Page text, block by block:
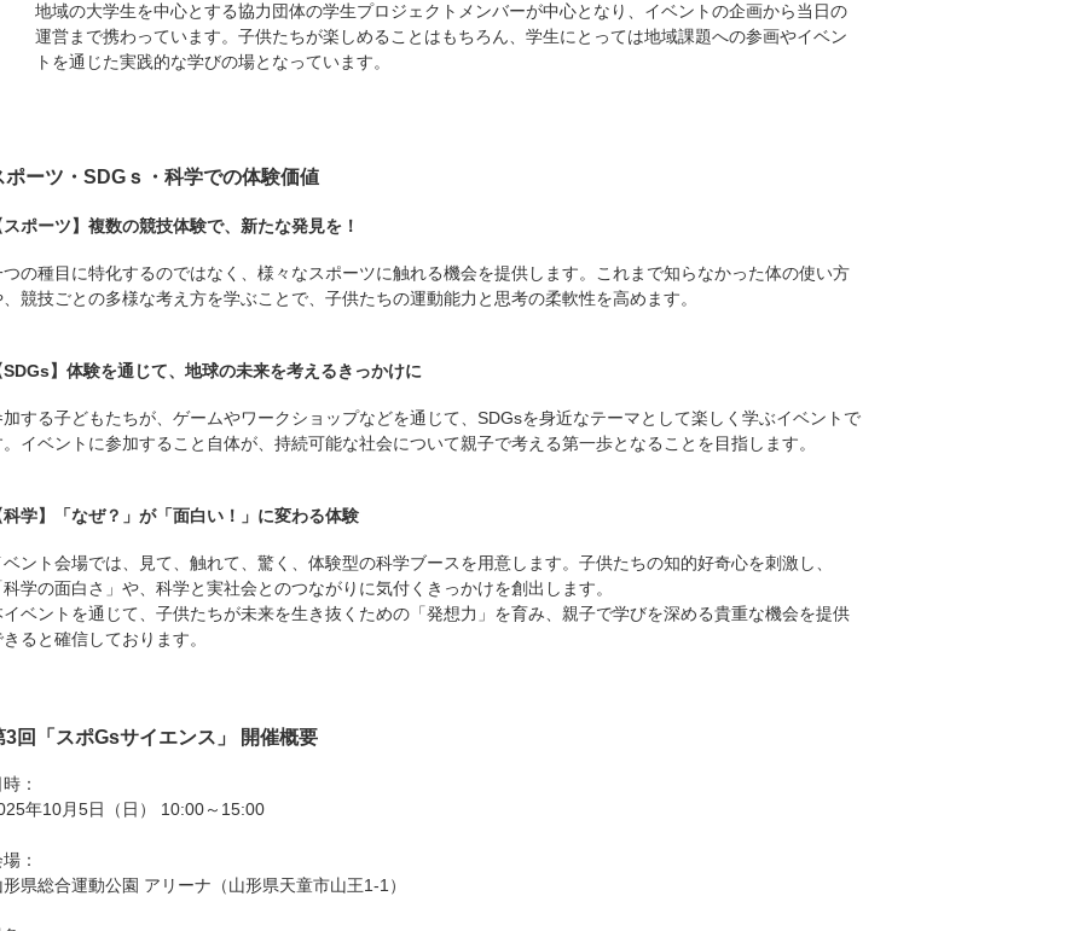
地域の大学生を中心とする協力団体の学生プロジェクトメンバーが中心となり、イベントの企画から当日の
運営まで携わっています。子供たちが楽しめることはもちろん、学生にとっては地域課題への参画やイベン
トを通じた実践的な学びの場となっています。
ポーツ・SDGｓ・科学での体験価値
スポーツ】複数の競技体験で、新たな発見を！
つの種目に特化するのではなく、様々なスポーツに触れる機会を提供します。これまで知らなかった体の使い方
、競技ごとの多様な考え方を学ぶことで、子供たちの運動能力と思考の柔軟性を高めます。
SDGs】体験を通じて、地球の未来を考えるきっかけに
加する子どもたちが、ゲームやワークショップなどを通じて、SDGsを身近なテーマとして楽しく学ぶイベントで
。イベントに参加すること自体が、持続可能な社会について親子で考える第一歩となることを目指します。
科学】「なぜ？」が「面白い！」に変わる体験
ベント会場では、見て、触れて、驚く、体験型の科学ブースを用意します。子供たちの知的好奇心を刺激し、
科学の面白さ」や、科学と実社会とのつながりに気付くきっかけを創出します。
イベントを通じて、子供たちが未来を生き抜くための「発想力」を育み、親子で学びを深める貴重な機会を提供
きると確信しております。
3回「スポGsサイエンス」 開催概要
：
年10月5日（日） 10:00～15:00
：
形県総合運動公園 アリーナ（山形県天童市山王1-1）